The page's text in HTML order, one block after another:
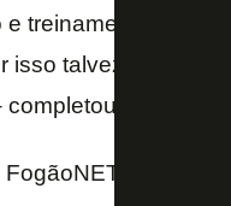
e treinamento fixo
isso talvez ainda
e SporTV